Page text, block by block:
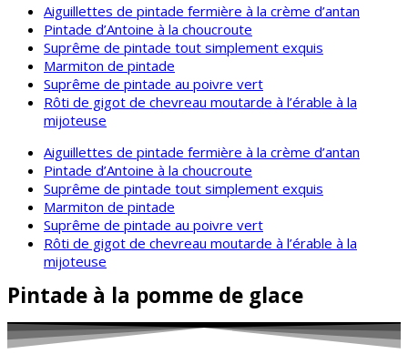
Aiguillettes de pintade fermière à la crème d’antan
Pintade d’Antoine à la choucroute
Suprême de pintade tout simplement exquis
Marmiton de pintade
Suprême de pintade au poivre vert
Rôti de gigot de chevreau moutarde à l’érable à la
mijoteuse
Aiguillettes de pintade fermière à la crème d’antan
Pintade d’Antoine à la choucroute
Suprême de pintade tout simplement exquis
Marmiton de pintade
Suprême de pintade au poivre vert
Rôti de gigot de chevreau moutarde à l’érable à la
mijoteuse
Pintade à la pomme de glace